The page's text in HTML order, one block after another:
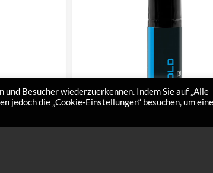
Besucher wiederzuerkennen. Indem Sie auf „Alle
jedoch die „Cookie-Einstellungen“ besuchen, um eine